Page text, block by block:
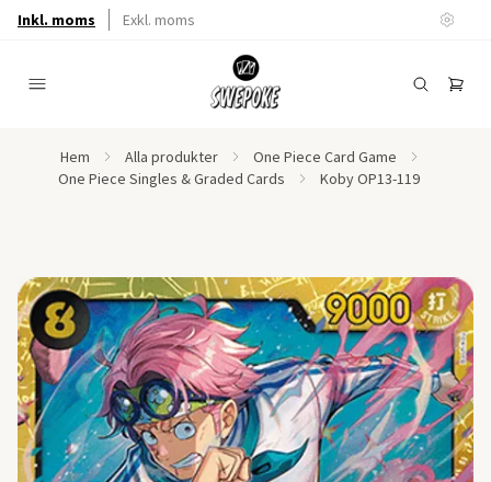
Inkl. moms Exkl. moms
Hem Alla produkter
One Piece Card Game
One Piece Singles & Graded Cards
Koby OP13-119